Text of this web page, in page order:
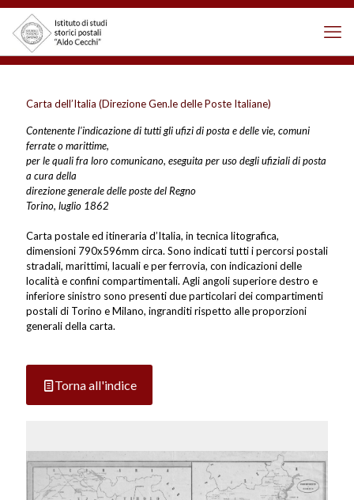
Carta dell’Italia (Direzione Gen.le delle Poste Italiane)
Contenente l'indicazione di tutti gli ufizi di posta e delle vie, comuni
ferrate o marittime,
per le quali fra loro comunicano, eseguita per uso degli ufiziali di posta
a cura della
direzione generale delle poste del Regno
Torino, luglio 1862
Carta postale ed itineraria d’Italia, in tecnica litografica,
dimensioni 790x596mm circa. Sono indicati tutti i percorsi postali
stradali, marittimi, lacuali e per ferrovia, con indicazioni delle
località e confini compartimentali. Agli angoli superiore destro e
inferiore sinistro sono presenti due particolari dei compartimenti
postali di Torino e Milano, ingranditi rispetto alle proporzioni
generali della carta.
Torna all'indice